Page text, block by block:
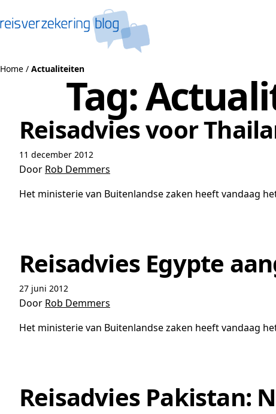
Home / Actualiteiten
Tag:
Reisadvies voor
11 december 2012
Door Rob Demmers
Het ministerie van Buitenlandse zaken heeft vandaag
Reisadvies Egypte
27 juni 2012
Door Rob Demmers
Het ministerie van Buitenlandse zaken heeft vandaag
Reisadvies Pakistan: